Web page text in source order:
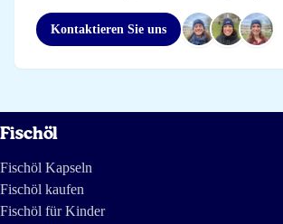
Kontaktieren Sie uns
Fischöl
Fischöl Kapseln
Fischöl kaufen
Fischöl für Kinder